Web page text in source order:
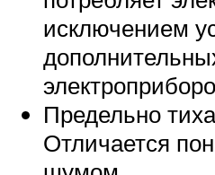
исключением
Предельно
Отличается